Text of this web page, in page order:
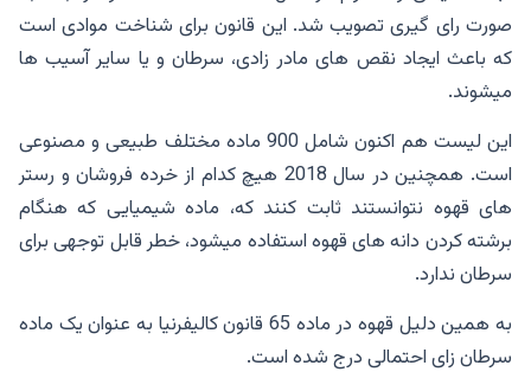
صورت رای گیری تصویب شد. این قانون برای شناخت موادی است
که باعث ایجاد نقص های مادر زادی، سرطان و یا سایر آسیب ها
میشوند.
این لیست هم اکنون شامل 900 ماده مختلف طبیعی و مصنوعی
است. همچنین در سال 2018 هیچ کدام از خرده فروشان و رستر
های قهوه نتوانستند ثابت کنند که، ماده شیمیایی که هنگام
برشته کردن دانه های قهوه استفاده میشود، خطر قابل توجهی برای
سرطان ندارد.
به همین دلیل قهوه در ماده 65 قانون کالیفرنیا به عنوان یک ماده
سرطان زای احتمالی درج شده است.